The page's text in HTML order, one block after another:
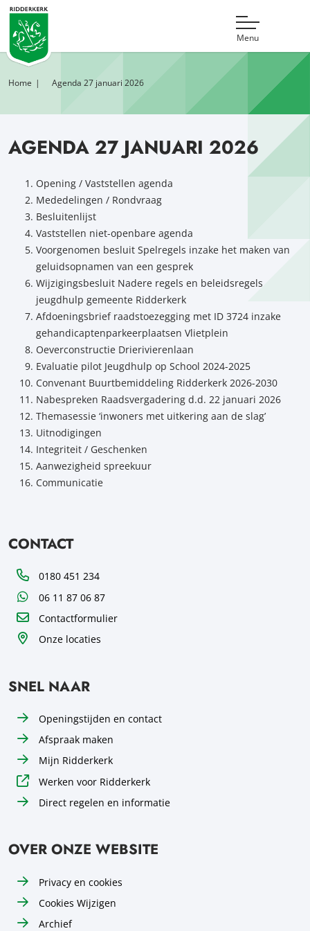
Menu
Home Agenda 27 januari 2026
AGENDA 27 JANUARI 2026
Opening / Vaststellen agenda
Mededelingen / Rondvraag
Besluitenlijst
Vaststellen niet-openbare agenda
Voorgenomen besluit Spelregels inzake het maken van
geluidsopnamen van een gesprek
Wijzigingsbesluit Nadere regels en beleidsregels
jeugdhulp gemeente Ridderkerk
Afdoeningsbrief raadstoezegging met ID 3724 inzake
gehandicaptenparkeerplaatsen Vlietplein
Oeverconstructie Drierivierenlaan
Evaluatie pilot Jeugdhulp op School 2024-2025
Convenant Buurtbemiddeling Ridderkerk 2026-2030
Nabespreken Raadsvergadering d.d. 22 januari 2026
Themasessie ‘inwoners met uitkering aan de slag’
Uitnodigingen
Integriteit / Geschenken
Aanwezigheid spreekuur
Communicatie
CONTACT
Telefoon0180 451 234
WhatsApp06 11 87 06 87
Contactformulier
Onze locaties
SNEL NAAR
Openingstijden en contact
Afspraak maken
Mijn Ridderkerk
Werken voor Ridderkerk
Direct regelen en informatie
OVER ONZE WEBSITE
Privacy en cookies
Cookies Wijzigen
Archief